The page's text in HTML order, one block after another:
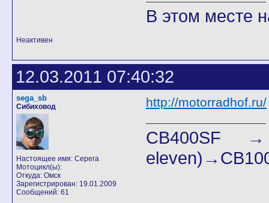
В этом месте
Неактивен
12.03.2011 07:40:32
sega_sb
Сибиховод
Настоящее имя: Серега
Мотоцикл(ы):
Откуда: Омск
Зарегистрирован: 19.01.2009
Сообщений: 61
http://motorradhof.ru/
CB400SF